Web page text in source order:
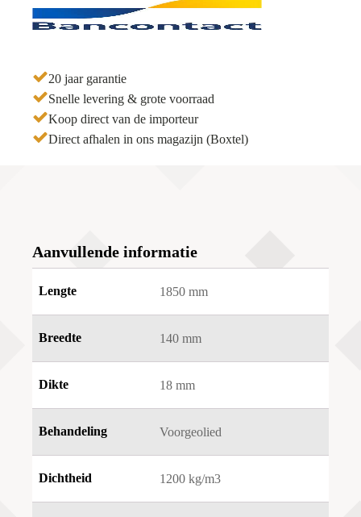
20 jaar garantie
Snelle levering & grote voorraad
Koop direct van de importeur
Direct afhalen in ons magazijn (Boxtel)
Aanvullende informatie
Lengte 1850 mm
Breedte 140 mm
Dikte 18 mm
Behandeling Voorgeolied
Dichtheid 1200 kg/m3